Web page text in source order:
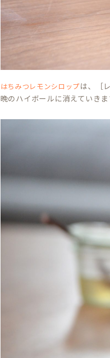
はちみつレモンシロップは、［
晩のハイボールに消えていき